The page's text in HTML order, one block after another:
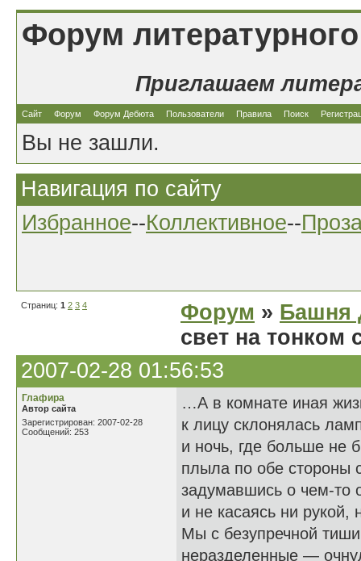
Форум
Приглашаем
Сайт Форум Форум Дебюта Пользователи Правила Поиск
Вы не зашли.
Навигация по сайту
Избранное--Коллективное--
Страниц: 1 2 3 4 Форум » Башня
свет на тонком
2007-02-28 01:56:53
Глафира
Автор сайта
Зарегистрирован: 2007-02-28
Сообщений: 253
…А в комнате иная
к лицу склонялась
и ночь, где больше не
плыла по обе стороны
задумавшись о чем-то
и не касаясь ни рукой,
Мы с безупречной
неразделенные —